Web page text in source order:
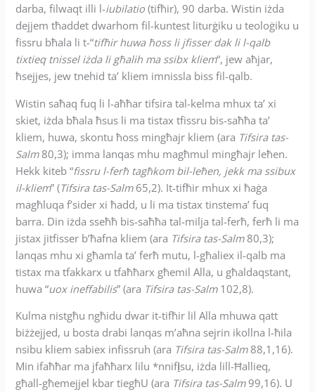
darba, filwaqt illi l-iubilatio(tifħir), 90 darba. Wistin iżda
dejjem tħaddet dwarhom fil-kuntest liturġiku u teoloġiku u
fissru bħala li t-“tifħir huwa ħoss li jfisser dak li l-qalb
tixtieq tnissel iżda li għalih ma ssibx kliem“, jew aħjar,
ħsejjes, jew tnehid ta’ kliem imnissla biss fil-qalb.
Wistin saħaq fuq li l-aħħar tifsira tal-kelma mhux ta’ xi
skiet, iżda bħala ħsus li ma tistax tfissru bis-saħħa ta’
kliem, huwa, skontu ħoss mingħajr kliem (ara Tifsira tas-
Salm80,3); imma lanqas mhu magħmul mingħajr leħen.
Hekk kiteb “fissru l-ferħ tagħkom bil-leħen, jekk ma ssibux
il-kliem” (Tifsira tas-Salm 65,2). It-tifħir mhux xi ħaġa
magħluqa f’sider xi ħadd, u li ma tistax tinstema’ fuq
barra. Din iżda sseħħ bis-saħħa tal-milja tal-ferħ, ferħ li ma
jistax jitfisser b’ħafna kliem (ara Tifsira tas-Salm80,3);
lanqas mhu xi għamla ta’ ferħ mutu, l-għaliex il-qalb ma
tistax ma tfakkarx u tfaħħarx għemil Alla, u għaldaqstant,
huwa “uox ineffabilis” (ara Tifsira tas-Salm 102,8).
Kulma nistgħu ngħidu dwar it-tifħir lil Alla mhuwa qatt
biżżejjed, u bosta drabi lanqas m’aħna sejrin ikollna l-ħila
nsibu kliem sabiex infissruh (ara Tifsira tas-Salm88,1,16).
Min ifaħħar ma jfaħħarx lilu *nnifisu, iżda lill-Ħallieq,
għall-għemejjel kbar tiegħU (ara Tifsira tas-Salm99,16). U